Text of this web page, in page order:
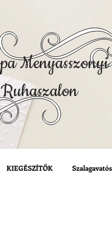
Menyasszonyi
Ruhaszalon
KIEGÉSZÍTŐK